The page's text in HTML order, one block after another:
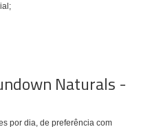
Naturals -
por dia, de preferência com